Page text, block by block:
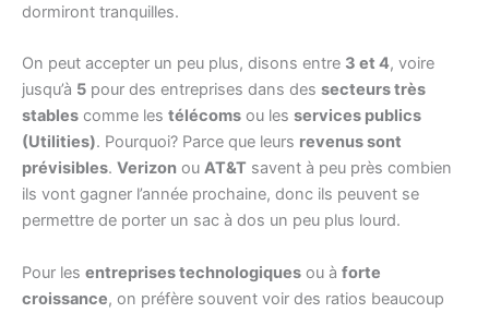
dormiront tranquilles.
On peut accepter un peu plus, disons entre 3 et 4, voire
jusqu’à 5 pour des entreprises dans des secteurs très
stables comme les télécoms ou les services publics
(Utilities). Pourquoi? Parce que leurs revenus sont
prévisibles. Verizon ou AT&T savent à peu près combien
ils vont gagner l’année prochaine, donc ils peuvent se
permettre de porter un sac à dos un peu plus lourd.
Pour les entreprises technologiques ou à forte
croissance, on préfère souvent voir des ratios beaucoup